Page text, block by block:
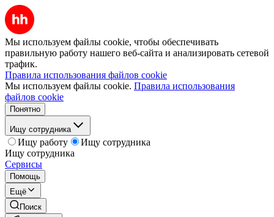
Мы используем файлы cookie, чтобы обеспечивать
правильную работу нашего веб-сайта и анализировать сетевой
трафик.
Правила использования файлов cookie
Мы используем файлы cookie. Правила использования
файлов cookie
Понятно
Ищу сотрудника
Ищу работу
Ищу сотрудника
Ищу сотрудника
Сервисы
Помощь
Ещё
Поиск